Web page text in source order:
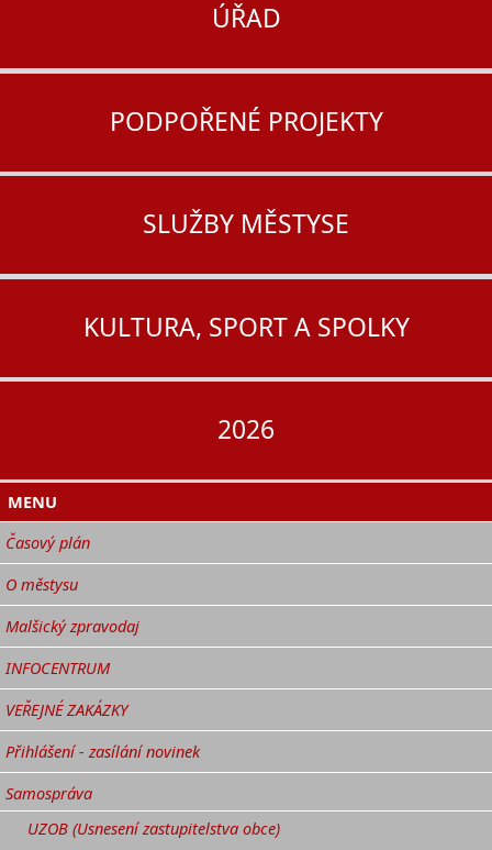
ÚŘAD
PODPOŘENÉ PROJEKTY
SLUŽBY MĚSTYSE
KULTURA, SPORT A SPOLKY
2026
MENU
Časový plán
O městysu
Malšický zpravodaj
INFOCENTRUM
VEŘEJNÉ ZAKÁZKY
Přihlášení - zasílání novinek
Samospráva
UZOB (Usnesení zastupitelstva obce)